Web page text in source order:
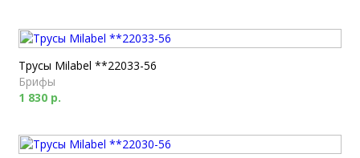
Трусы Milabel **22033-56
Брифы
1 830 р.